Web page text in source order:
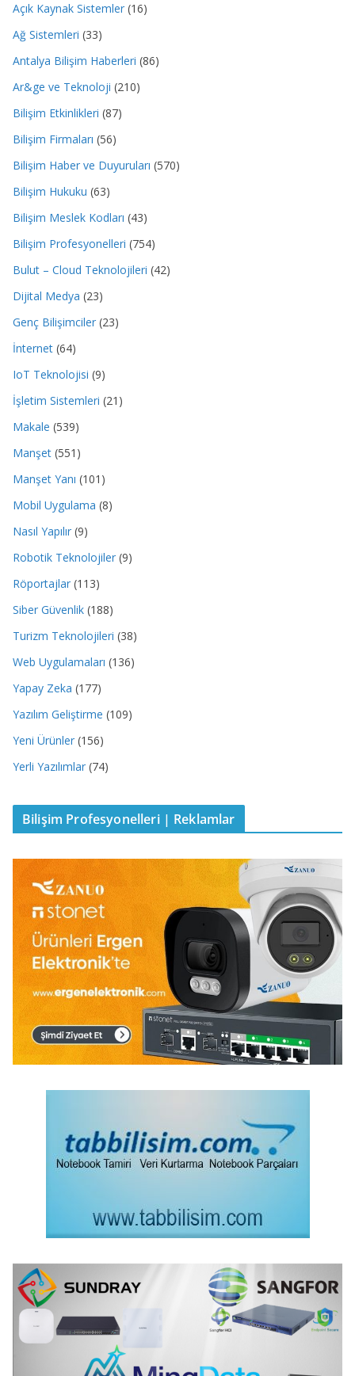
Açık Kaynak Sistemler (16)
Ağ Sistemleri (33)
Antalya Bilişim Haberleri (86)
Ar&ge ve Teknoloji (210)
Bilişim Etkinlikleri (87)
Bilişim Firmaları (56)
Bilişim Haber ve Duyuruları (570)
Bilişim Hukuku (63)
Bilişim Meslek Kodları (43)
Bilişim Profesyonelleri (754)
Bulut – Cloud Teknolojileri (42)
Dijital Medya (23)
Genç Bilişimciler (23)
İnternet (64)
IoT Teknolojisi (9)
İşletim Sistemleri (21)
Makale (539)
Manşet (551)
Manşet Yanı (101)
Mobil Uygulama (8)
Nasıl Yapılır (9)
Robotik Teknolojiler (9)
Röportajlar (113)
Siber Güvenlik (188)
Turizm Teknolojileri (38)
Web Uygulamaları (136)
Yapay Zeka (177)
Yazılım Geliştirme (109)
Yeni Ürünler (156)
Yerli Yazılımlar (74)
Bilişim Profesyonelleri | Reklamlar